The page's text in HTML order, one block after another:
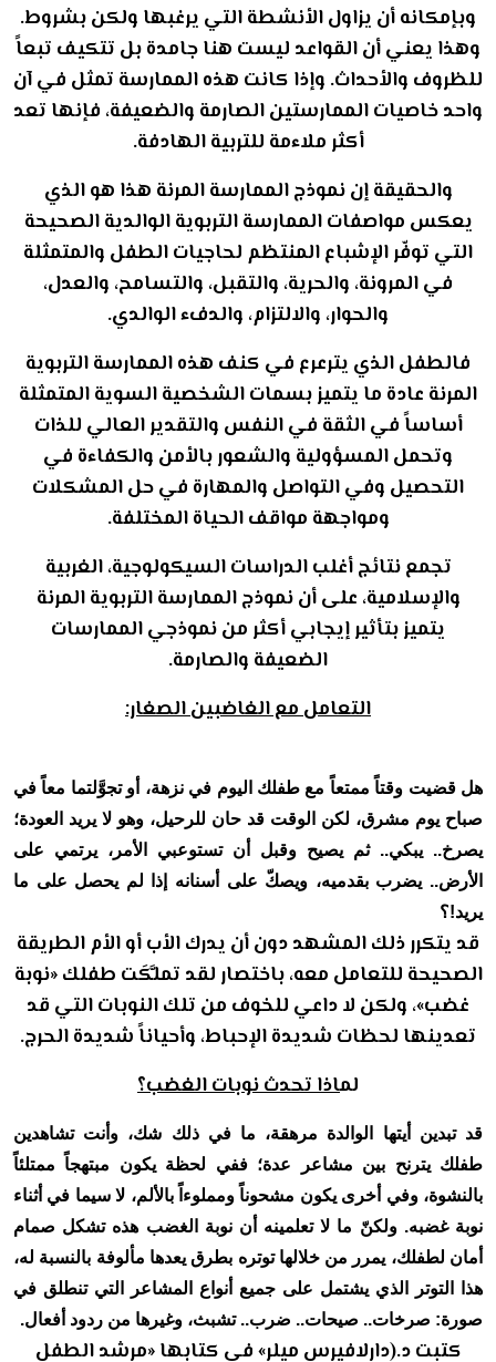
وبإمكانه أن يزاول الأنشطة التي يرغبها ولكن بشروط.
وهذا يعني أن القواعد ليست هنا جامدة بل تتكيف تبعاً
للظروف والأحداث. وإذا كانت هذه الممارسة تمثل في آن
واحد خاصيات الممارستين الصارمة والضعيفة، فإنها تعد
أكثر ملاءمة للتربية الهادفة.
والحقيقة إن نموذج الممارسة المرنة هذا هو الذي
يعكس مواصفات الممارسة التربوية الوالدية الصحيحة
التي توفّر الإشباع المنتظم لحاجيات الطفل والمتمثلة
في المرونة، والحرية، والتقبل، والتسامح، والعدل،
والحوار، والالتزام، والدفء الوالدي.
فالطفل الذي يترعرع في كنف هذه الممارسة التربوية
المرنة عادة ما يتميز بسمات الشخصية السوية المتمثلة
أساساً في الثقة في النفس والتقدير العالي للذات
وتحمل المسؤولية والشعور بالأمن والكفاءة في
التحصيل وفي التواصل والمهارة في حل المشكلات
ومواجهة مواقف الحياة المختلفة.
تجمع نتائج أغلب الدراسات السيكولوجية، الغربية
والإسلامية، على أن نموذج الممارسة التربوية المرنة
يتميز بتأثير إيجابي أكثر من نموذجي الممارسات
الضعيفة والصارمة.
التعامل مع الغاضبين الصغار:
هل قضيت وقتاً ممتعاً مع طفلك اليوم في نزهة، أو تجوَّلتما معاً في
صباح يوم مشرق، لكن الوقت قد حان للرحيل، وهو لا يريد العودة؛
يصرخ.. يبكي.. ثم يصيح وقبل أن تستوعبي الأمر، يرتمي على
الأرض.. يضرب بقدميه، ويصكّ على أسنانه إذا لم يحصل على ما
يريد!؟
قد يتكرر ذلك المشهد دون أن يدرك الأب أو الأم الطريقة
الصحيحة للتعامل معه، باختصار لقد تملَّكَت طفلك «نوبة
غضب»، ولكن لا داعي للخوف من تلك النوبات التي قد
تعدينها لحظات شديدة الإحباط، وأحياناً شديدة الحرج.
لماذا تحدث نوبات الغضب؟
قد تبدين أيتها الوالدة مرهقة، ما في ذلك شك، وأنت تشاهدين
طفلك يترنح بين مشاعر عدة؛ ففي لحظة يكون مبتهجاً ممتلئاً
بالنشوة، وفي أخرى يكون مشحوناً ومملوءاً بالألم، لا سيما في أثناء
نوبة غضبه. ولكنّ ما لا تعلمينه أن نوبة الغضب هذه تشكل صمام
أمان لطفلك، يمرر من خلالها توتره بطرق يعدها مألوفة بالنسبة له،
هذا التوتر الذي يشتمل على جميع أنواع المشاعر التي تنطلق في
صورة: صرخات.. صيحات.. ضرب.. تشبث، وغيرها من ردود أفعال.
كتبت د.(دارلافيرس ميلر» في كتابها «مرشد الطفل